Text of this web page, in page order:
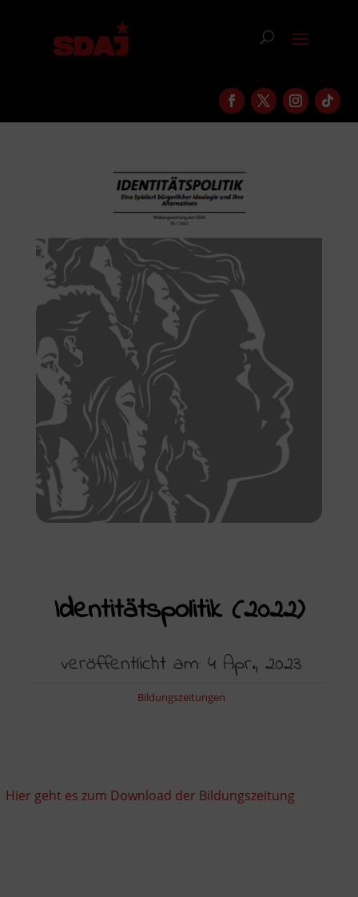
Identitätspolitik (2022)
veröffentlicht am: 4 Apr., 2023
Bildungszeitungen
Hier geht es zum Download der Bildungszeitung